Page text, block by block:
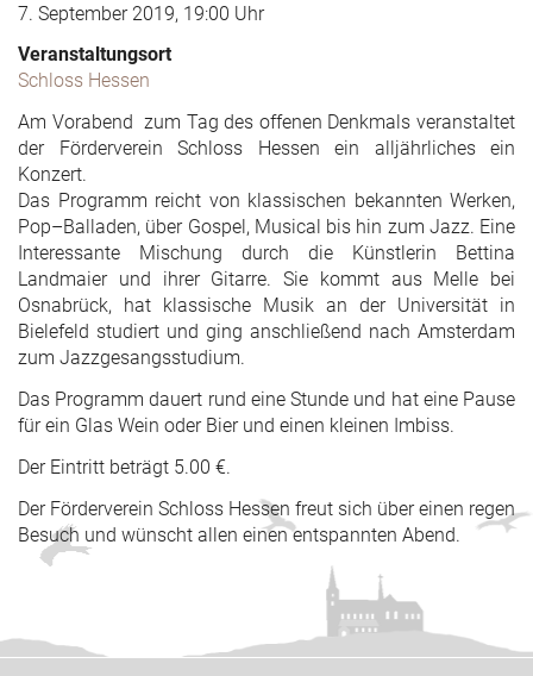
7. September 2019, 19:00 Uhr
Veranstaltungsort
Schloss Hessen
Am Vorabend zum Tag des offenen Denkmals veranstaltet
der Förderverein Schloss Hessen ein alljährliches ein
Konzert.
Das Programm reicht von klassischen bekannten Werken,
Pop–Balladen, über Gospel, Musical bis hin zum Jazz. Eine
Interessante Mischung durch die Künstlerin Bettina
Landmaier und ihrer Gitarre. Sie kommt aus Melle bei
Osnabrück, hat klassische Musik an der Universität in
Bielefeld studiert und ging anschließend nach Amsterdam
zum Jazzgesangsstudium.
Das Programm dauert rund eine Stunde und hat eine Pause
für ein Glas Wein oder Bier und einen kleinen Imbiss.
Der Eintritt beträgt 5.00 €.
Der Förderverein Schloss Hessen freut sich über einen regen
Besuch und wünscht allen einen entspannten Abend.